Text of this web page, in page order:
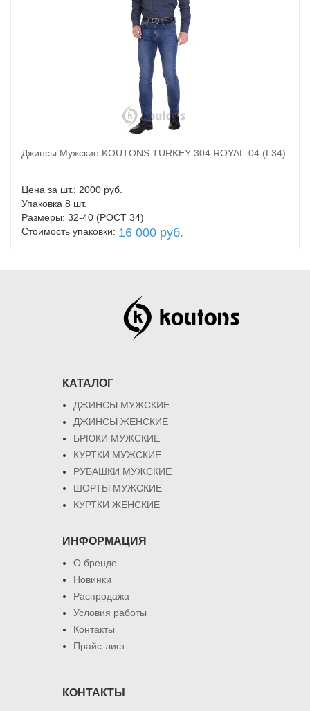
В корзину
Джинсы Мужские KOUTONS TURKEY 304 ROYAL-04 (L34)
Цена за шт.: 2000 руб.
Упаковка 8 шт.
Размеры: 32-40 (РОСТ 34)
Стоимость упаковки: 16 000 руб.
КАТАЛОГ
ДЖИНСЫ МУЖСКИЕ
ДЖИНСЫ ЖЕНСКИЕ
БРЮКИ МУЖСКИЕ
КУРТКИ МУЖСКИЕ
РУБАШКИ МУЖСКИЕ
ШОРТЫ МУЖСКИЕ
КУРТКИ ЖЕНСКИЕ
ИНФОРМАЦИЯ
О бренде
Новинки
Распродажа
Условия работы
Контакты
Прайс-лист
КОНТАКТЫ